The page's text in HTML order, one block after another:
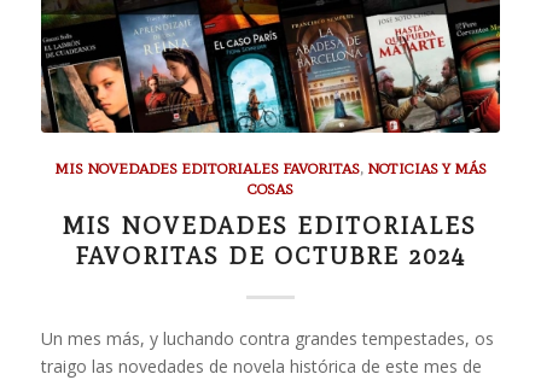
MIS NOVEDADES EDITORIALES FAVORITAS, NOTICIAS Y MÁS
COSAS
MIS NOVEDADES EDITORIALES
FAVORITAS DE OCTUBRE 2024
Un mes más, y luchando contra grandes tempestades, os
traigo las novedades de novela histórica de este mes de